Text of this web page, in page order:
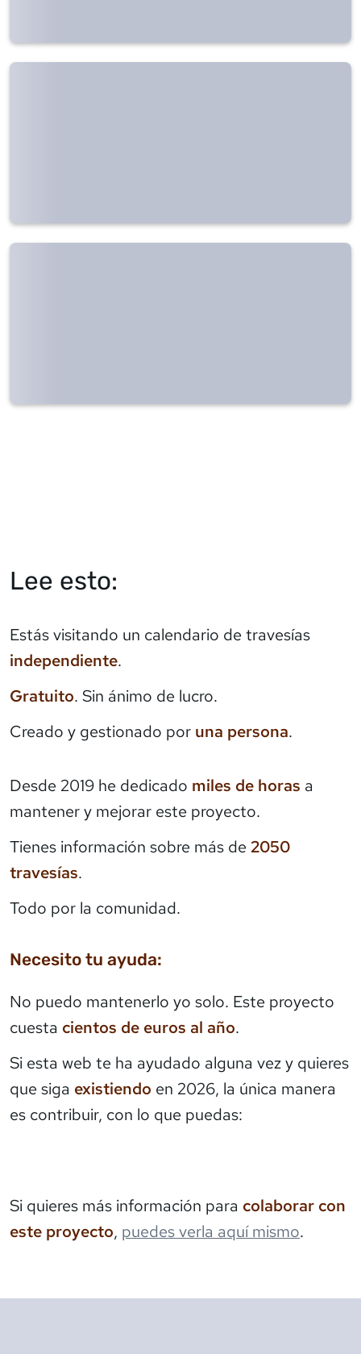
Lee esto:
Estás visitando un calendario de travesías
independiente.
Gratuito. Sin ánimo de lucro.
Creado y gestionado por una persona.
Desde 2019 he dedicado miles de horas a
mantener y mejorar este proyecto.
Tienes información sobre más de 2050
travesías.
Todo por la comunidad.
Necesito tu ayuda:
No puedo mantenerlo yo solo. Este proyecto
cuesta cientos de euros al año.
Si esta web te ha ayudado alguna vez y quieres
que siga existiendo en 2026, la única manera
es contribuir, con lo que puedas:
Si quieres más información para colaborar con
este proyecto, puedes verla aquí mismo.